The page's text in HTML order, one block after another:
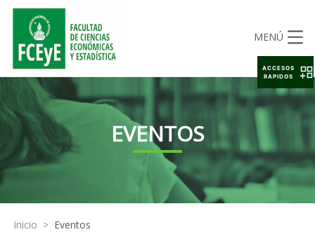
MENÚ
EVENTOS
Inicio > Eventos
ACCESOS
RAPIDOS